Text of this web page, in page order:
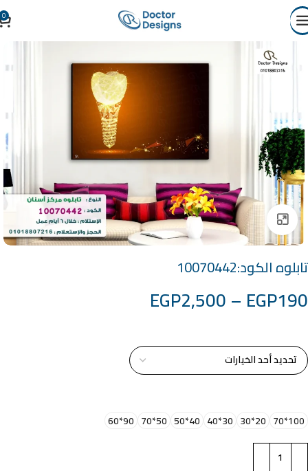
0
Click to enlarge
تابلوه الكود:10070442
EGP190
–
EGP2,500
100*70
20*30
30*40
40*50
50*70
90*60